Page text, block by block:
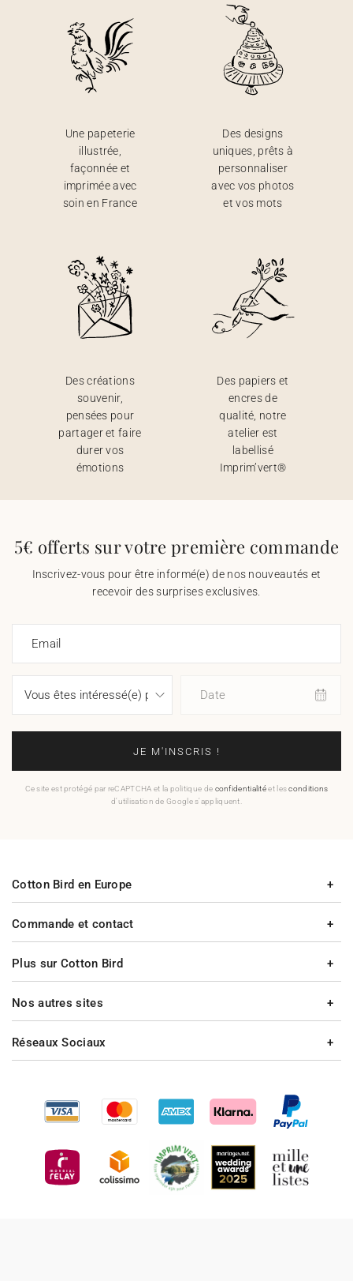
Une papeterie
illustrée,
façonnée et
imprimée avec
soin en France
Des designs
uniques, prêts à
personnaliser
avec vos photos
et vos mots
Des créations
souvenir,
pensées pour
partager et faire
durer vos
émotions
Des papiers et
encres de
qualité, notre
atelier est
labellisé
Imprim’vert®
5€ offerts sur votre première commande
Inscrivez-vous pour être informé(e) de nos nouveautés et
recevoir des surprises exclusives.
Email
Date
JE M'INSCRIS !
Ce site est protégé par reCAPTCHA et la politique de confidentialitéet lesconditions
d'utilisation de Google s'appliquent.
Commande et contact
Plus sur Cotton Bird
Cotton Bird en Europe
Nos autres sites
Réseaux Sociaux